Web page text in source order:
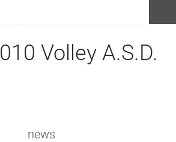
Volley A.S.D.
news